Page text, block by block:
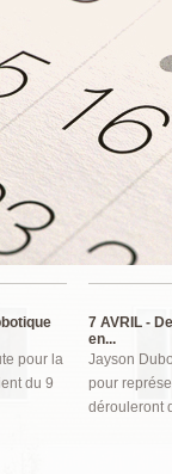
pour la
du 9
7 AVRIL -
en...
Jayson
pour
dérouleront